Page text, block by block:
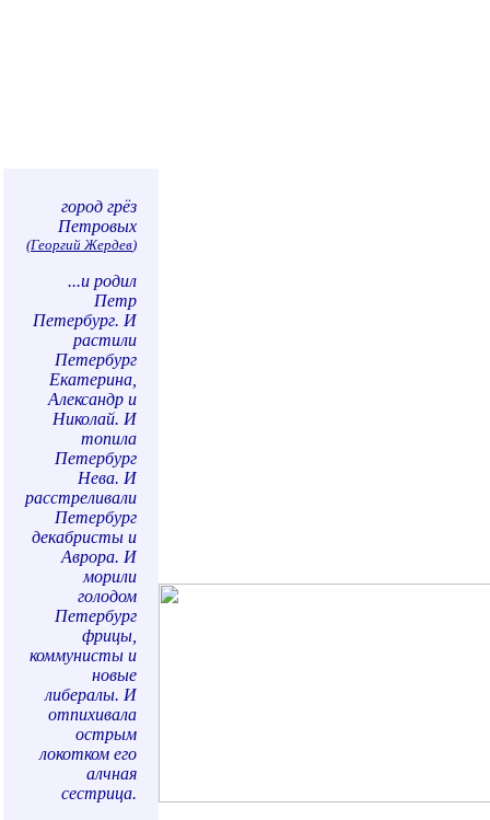
город грёз
Петровых
(Георгий Жердев)
...и родил
Петр
Петербург. И
растили
Петербург
Екатерина,
Александр и
Николай. И
топила
Петербург
Нева. И
расстреливали
Петербург
декабристы и
Аврора. И
морили
голодом
Петербург
фрицы,
коммунисты и
новые
либералы. И
отпихивала
острым
локотком его
алчная
сестрица.